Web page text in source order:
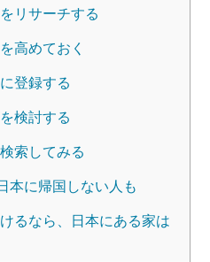
リサーチする
高めておく
登録する
検討する
索してみる
本に帰国しない人も
るなら、日本にある家は